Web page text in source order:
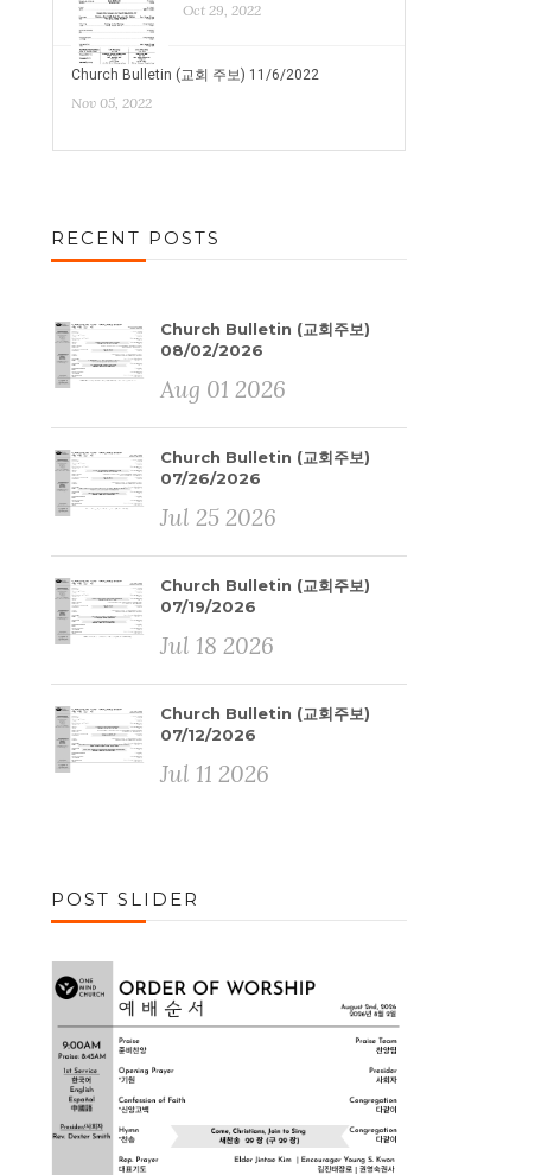
Oct 29, 2022
Church Bulletin (교회 주보) 11/6/2022
Nov 05, 2022
RECENT POSTS
Church Bulletin (교회주보)
08/02/2026
Aug 01 2026
Church Bulletin (교회주보)
07/26/2026
Jul 25 2026
Church Bulletin (교회주보)
07/19/2026
Jul 18 2026
Church Bulletin (교회주보)
07/12/2026
Jul 11 2026
POST SLIDER